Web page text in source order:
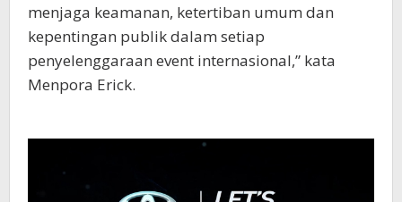
menjaga keamanan, ketertiban umum dan
kepentingan publik dalam setiap
penyelenggaraan event internasional,” kata
Menpora Erick.